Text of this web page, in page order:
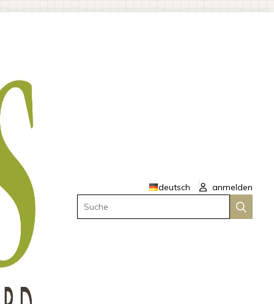
deutsch
anmelden
Suche